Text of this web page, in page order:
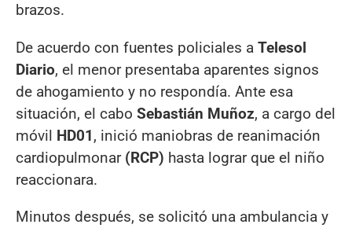
brazos.
De acuerdo con fuentes policiales a Telesol
Diario, el menor presentaba aparentes signos
de ahogamiento y no respondía. Ante esa
situación, el cabo Sebastián Muñoz, a cargo del
móvil HD01, inició maniobras de reanimación
cardiopulmonar (RCP) hasta lograr que el niño
reaccionara.
Minutos después, se solicitó una ambulancia y